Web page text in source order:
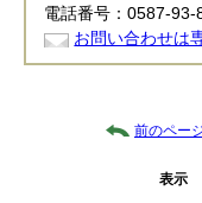
電話番号：0587-
お問い合わせは
前のペー
表示